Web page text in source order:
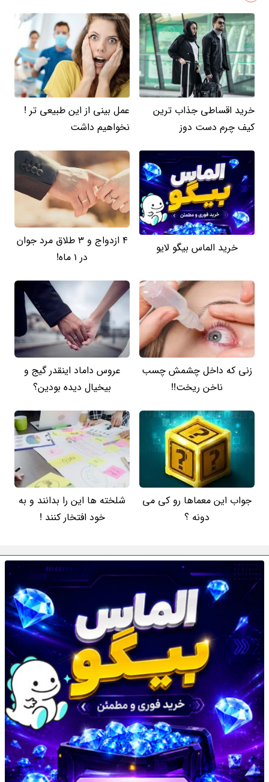
خرید اقساطی جذاب ترین
کیف چرم دست دوز
عمل بینی از این طبیعی تر !
نخواهیم داشت
خرید الماس بیگو لایو
4 ازدواج و 3 طلاق مرد جوان
در 1 ماه!
زنی که داخل چشمش چسب
ناخن ریخت!!
عروس داماد اینقدر گیج و
بیخیال دیده بودین؟
جواب این معماها رو کی می
دونه ؟
شلخته ها این را بدانند و به
خود افتخار کنند !